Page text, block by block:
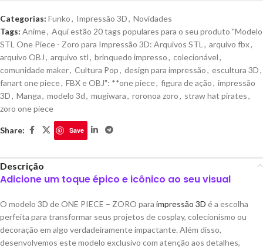
Categorias: Funko, Impressão 3D, Novidades
Tags: Anime, Aqui estão 20 tags populares para o seu produto "Modelo
STL One Piece - Zoro para Impressão 3D: Arquivos STL , arquivo fbx,
arquivo OBJ, arquivo stl, brinquedo impresso, colecionável,
comunidade maker, Cultura Pop, design para impressão, escultura 3D,
fanart one piece, FBX e OBJ": **one piece, figura de ação, impressão
3D, Manga, modelo 3d, mugiwara, roronoa zoro, straw hat pirates,
zoro one piece
Share: Save
Descrição
Adicione um toque épico e icônico ao seu visual
O modelo 3D de ONE PIECE – ZORO para impressão 3D é a escolha
perfeita para transformar seus projetos de cosplay, colecionismo ou
decoração em algo verdadeiramente impactante. Além disso,
desenvolvemos este modelo exclusivo com atenção aos detalhes,